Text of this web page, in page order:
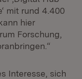
mit rund 4.400
hier
Forschung,
Interesse, sich